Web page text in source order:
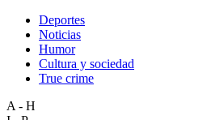
Deportes
Noticias
Humor
Cultura y sociedad
True crime
A - H